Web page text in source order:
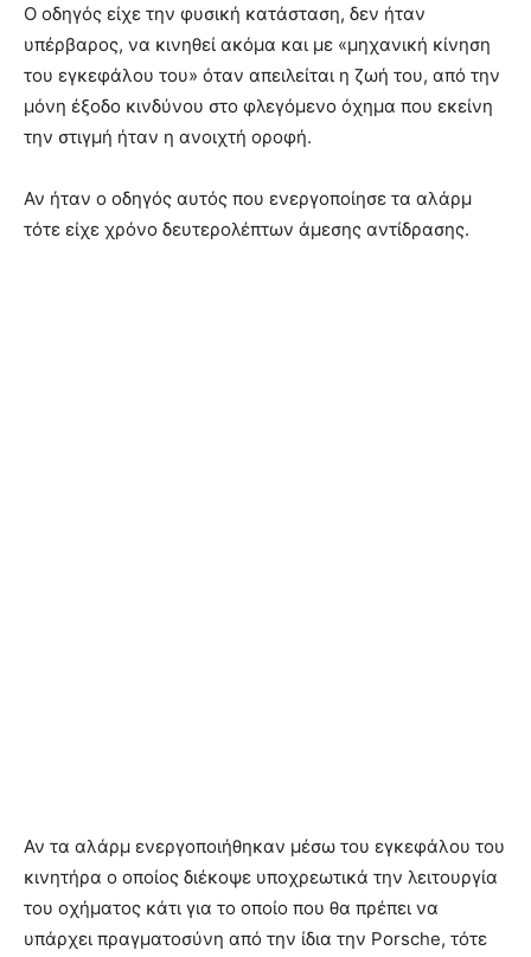
Ο οδηγός είχε την φυσική κατάσταση, δεν ήταν
υπέρβαρος, να κινηθεί ακόμα και με «μηχανική κίνηση
του εγκεφάλου του» όταν απειλείται η ζωή του, από την
μόνη έξοδο κινδύνου στο φλεγόμενο όχημα που εκείνη
την στιγμή ήταν η ανοιχτή οροφή.
Αν ήταν ο οδηγός αυτός που ενεργοποίησε τα αλάρμ
τότε είχε χρόνο δευτερολέπτων άμεσης αντίδρασης.
Αν τα αλάρμ ενεργοποιήθηκαν μέσω του εγκεφάλου του
κινητήρα ο οποίος διέκοψε υποχρεωτικά την λειτουργία
του οχήματος κάτι για το οποίο που θα πρέπει να
υπάρχει πραγματοσύνη από την ίδια την Porsche, τότε